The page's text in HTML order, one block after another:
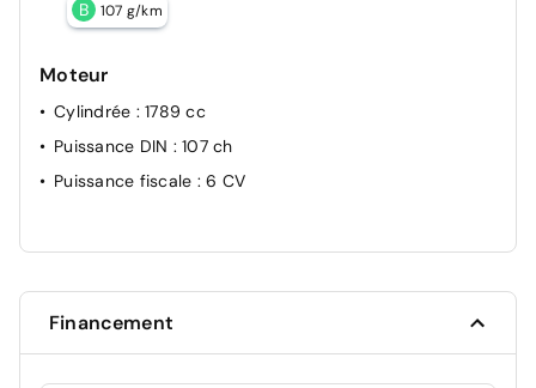
B 107 g/km
Moteur
Cylindrée : 1789 cc
Puissance DIN : 107 ch
Puissance fiscale : 6 CV
Financement